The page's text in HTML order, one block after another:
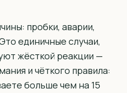
пробки, аварии,
единичные случаи,
жёсткой реакции —
и чёткого правила:
больше чем на 15